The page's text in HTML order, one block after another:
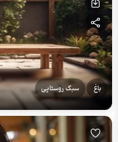
باغ سبک روستایی